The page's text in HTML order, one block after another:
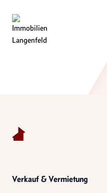
Verkauf & Vermietung